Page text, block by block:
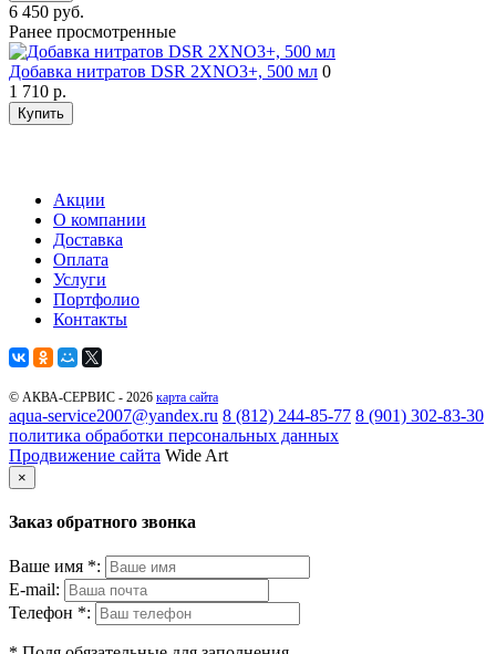
6 450 руб.
Ранее просмотренные
Добавка нитратов DSR 2XNO3+, 500 мл 0
1 710 р.
Купить
Акции
О компании
Доставка
Оплата
Услуги
Портфолио
Контакты
© АКВА-СЕРВИС - 2026 карта сайта
aqua-service2007@yandex.ru 8 (812) 244-85-77 8 (901) 302-83-30
политика обработки персональных данных
Продвижение сайта Wide Art
×
Заказ обратного звонка
Ваше имя *:
E-mail:
Телефон *: